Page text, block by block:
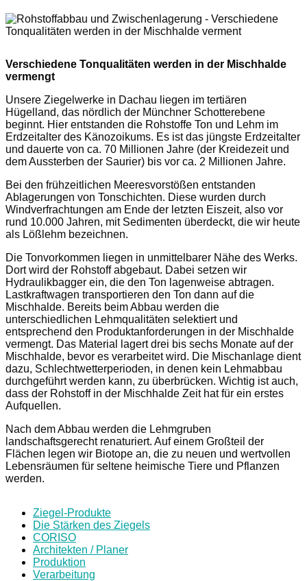
Verschiedene Tonqualitäten werden in der Mischhalde
vermengt
Unsere Ziegelwerke in Dachau liegen im tertiären
Hügelland, das nördlich der Münchner Schotterebene
beginnt. Hier entstanden die Rohstoffe Ton und Lehm im
Erdzeitalter des Känozoikums. Es ist das jüngste Erdzeitalter
und dauerte von ca. 70 Millionen Jahre (der Kreidezeit und
dem Aussterben der Saurier) bis vor ca. 2 Millionen Jahre.
Bei den frühzeitlichen Meeresvorstößen entstanden
Ablagerungen von Tonschichten. Diese wurden durch
Windverfrachtungen am Ende der letzten Eiszeit, also vor
rund 10.000 Jahren, mit Sedimenten überdeckt, die wir heute
als Lößlehm bezeichnen.
Die Tonvorkommen liegen in unmittelbarer Nähe des Werks.
Dort wird der Rohstoff abgebaut. Dabei setzen wir
Hydraulikbagger ein, die den Ton lagenweise abtragen.
Lastkraftwagen transportieren den Ton dann auf die
Mischhalde. Bereits beim Abbau werden die
unterschiedlichen Lehmqualitäten selektiert und
entsprechend den Produktanforderungen in der Mischhalde
vermengt. Das Material lagert drei bis sechs Monate auf der
Mischhalde, bevor es verarbeitet wird. Die Mischanlage dient
dazu, Schlechtwetterperioden, in denen kein Lehmabbau
durchgeführt werden kann, zu überbrücken. Wichtig ist auch,
dass der Rohstoff in der Mischhalde Zeit hat für ein erstes
Aufquellen.
Nach dem Abbau werden die Lehmgruben
landschaftsgerecht renaturiert. Auf einem Großteil der
Flächen legen wir Biotope an, die zu neuen und wertvollen
Lebensräumen für seltene heimische Tiere und Pflanzen
werden.
Ziegel-Produkte
Die Stärken des Ziegels
CORISO
Architekten / Planer
Produktion
Verarbeitung